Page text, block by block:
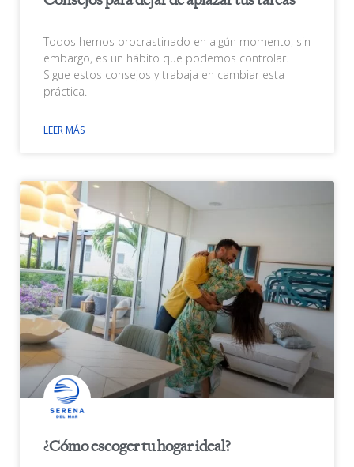
Todos hemos procrastinado en algún momento, sin
embargo, es un hábito que podemos controlar.
Sigue estos consejos y trabaja en cambiar esta
práctica.
LEER MÁS
¿Cómo escoger tu hogar ideal?